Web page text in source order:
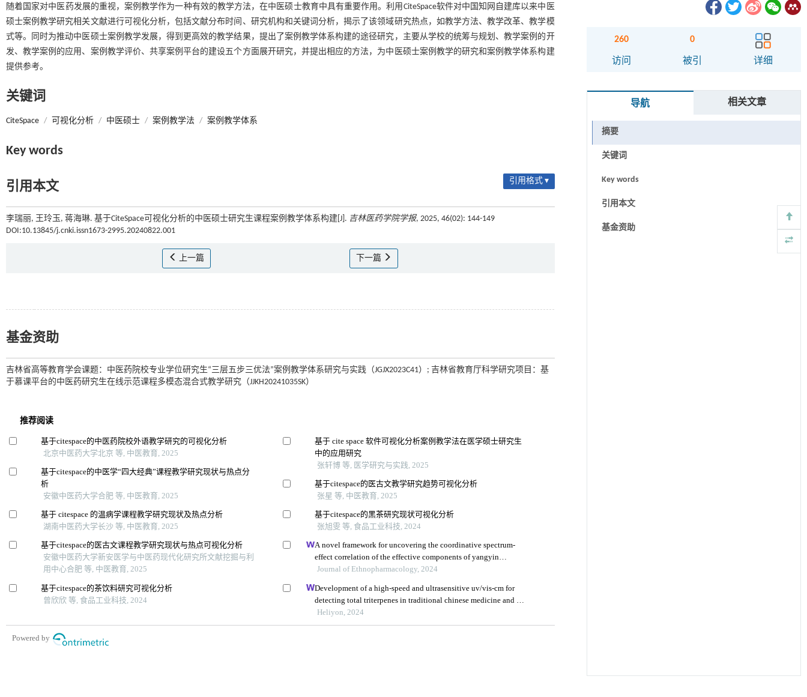
随着国家对中医药发展的重视，案例教学作为一种有效的教学方法，在中医硕士教育中具有重要作用。利用CiteSpace软件对中国知网自建库以来中医
硕士案例教学研究相关文献进行可视化分析，包括文献分布时间、研究机构和关键词分析，揭示了该领域研究热点，如教学方法、教学改革、教学模
式等。同时为推动中医硕士案例教学发展，得到更高效的教学结果，提出了案例教学体系构建的途径研究，主要从学校的统筹与规划、教学案例的开
发、教学案例的应用、案例教学评价、共享案例平台的建设五个方面展开研究，并提出相应的方法，为中医硕士案例教学的研究和案例教学体系构建
提供参考。
关键词
CiteSpace / 可视化分析 / 中医硕士 / 案例教学法 / 案例教学体系
Key words
引用本文 引用格式 ▾
李瑞丽, 王玲玉, 蒋海琳. 基于CiteSpace可视化分析的中医硕士研究生课程案例教学体系构建[J]. 吉林医药学院学报, 2025, 46(02): 144-149
DOI:10.13845/j.cnki.issn1673-2995.20240822.001
上一篇 下一篇
基金资助
吉林省高等教育学会课题：中医药院校专业学位研究生“三层五步三优法”案例教学体系研究与实践（JGJX2023C41）; 吉林省教育厅科学研究项目：基
于慕课平台的中医药研究生在线示范课程多模态混合式教学研究（JJKH20241035SK）
260
访问
0
被引 详细
导航 相关文章
摘要
关键词
Key words
引用本文
基金资助